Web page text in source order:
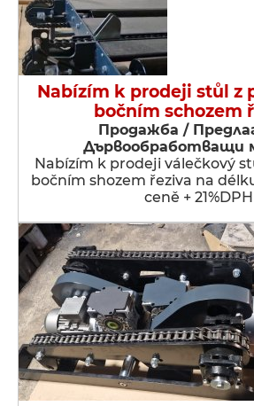
Nabízím k prodeji stůl z
bočním schozem
Продажба /
Дървообработващи
Nabízím k prodeji válečkový
bočním shozem řeziva na
ceně + 21%DPH